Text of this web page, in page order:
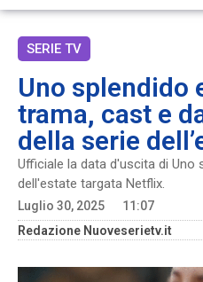
SERIE TV
Uno splendido
trama, cast e
della serie
Ufficiale la data d'uscita di Uno
dell'estate targata Netflix.
Luglio 30, 2025
11:07
Redazione Nuoveserietv.it